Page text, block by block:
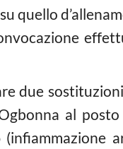
quello
due
al
(infiammazione